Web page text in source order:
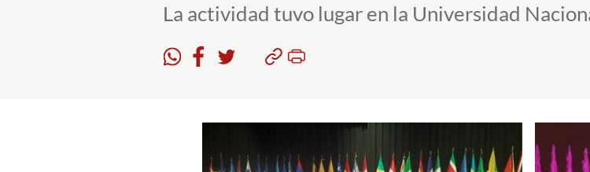
La actividad tuvo lugar en la Universidad